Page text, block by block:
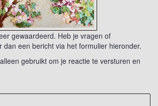
gewaardeerd. Heb je vragen of
dan een bericht via het formulier hieronder.
gebruikt om je reactie te versturen en